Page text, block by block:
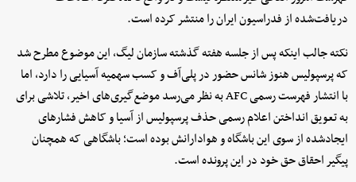
دریافت‌شده از فدراسیون ایران را منتشر کرده است.
نکته جالب اینکه پس از جلسه هفته گذشته سازمان لیگ، این موضوع مطرح شد
که پرسپولیس هنوز شانس حضور در پلی‌آف و کسب سهمیه آسیایی را دارد، اما
با انتشار فهرست رسمی AFC به نظر می‌رسد موضع‌گیری‌های اخیر، تلاشی برای
به تعویق انداختن اعلام رسمی حذف پرسپولیس از آسیا و کاهش فشارهای
ایجادشده از سوی این باشگاه و هوادارانش بوده است؛ باشگاهی که همچنان
پیگیر احقاق حق خود در این پرونده است.